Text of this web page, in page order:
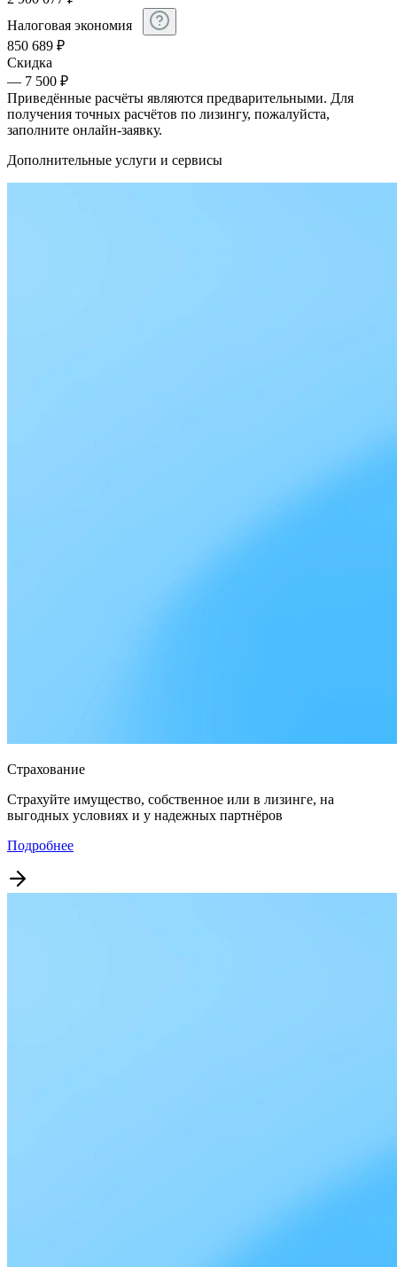
Налоговая экономия
850 689 ₽
Скидка
— 7 500 ₽
Приведённые расчёты являются предварительными. Для
получения точных расчётов по лизингу, пожалуйста,
заполните онлайн-заявку.
Дополнительные услуги и сервисы
Страхование
Страхуйте имущество, собственное или в лизинге, на
выгодных условиях и у надежных партнёров
Подробнее